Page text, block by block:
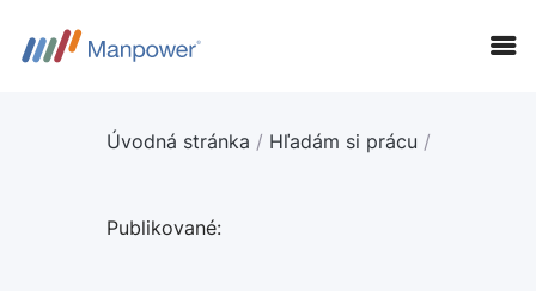
Úvodná stránka / Hľadám si prácu /
Publikované: